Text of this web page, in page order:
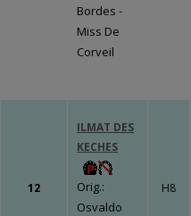
Bordes -
Miss De
Corveil
12
ILMAT DES
KECHES
Orig.:
Osvaldo
H8